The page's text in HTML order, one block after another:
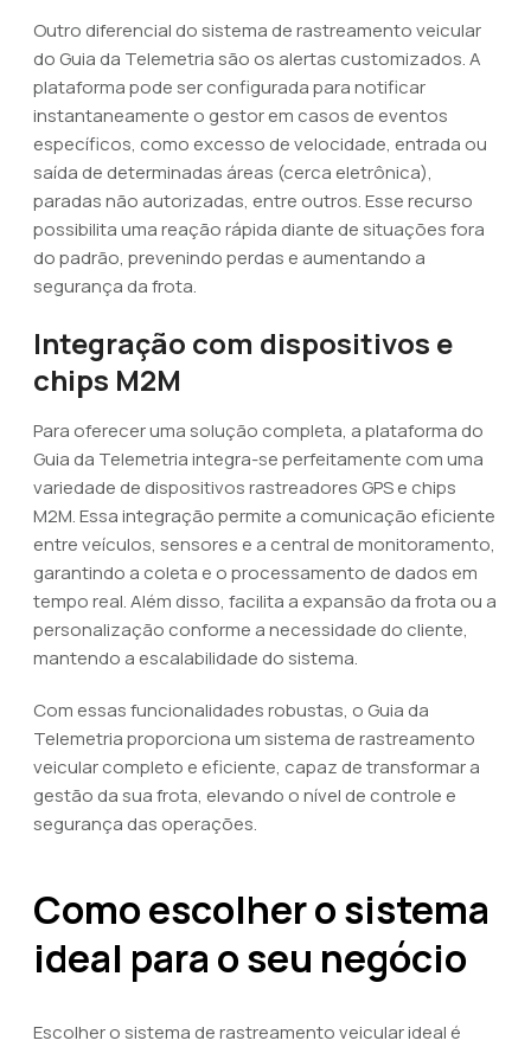
Outro diferencial do sistema de rastreamento veicular
do Guia da Telemetria são os alertas customizados. A
plataforma pode ser configurada para notificar
instantaneamente o gestor em casos de eventos
específicos, como excesso de velocidade, entrada ou
saída de determinadas áreas (cerca eletrônica),
paradas não autorizadas, entre outros. Esse recurso
possibilita uma reação rápida diante de situações fora
do padrão, prevenindo perdas e aumentando a
segurança da frota.
Integração com dispositivos e
chips M2M
Para oferecer uma solução completa, a plataforma do
Guia da Telemetria integra-se perfeitamente com uma
variedade de dispositivos rastreadores GPS e chips
M2M. Essa integração permite a comunicação eficiente
entre veículos, sensores e a central de monitoramento,
garantindo a coleta e o processamento de dados em
tempo real. Além disso, facilita a expansão da frota ou a
personalização conforme a necessidade do cliente,
mantendo a escalabilidade do sistema.
Com essas funcionalidades robustas, o Guia da
Telemetria proporciona um sistema de rastreamento
veicular completo e eficiente, capaz de transformar a
gestão da sua frota, elevando o nível de controle e
segurança das operações.
Como escolher o sistema
ideal para o seu negócio
Escolher o sistema de rastreamento veicular ideal é